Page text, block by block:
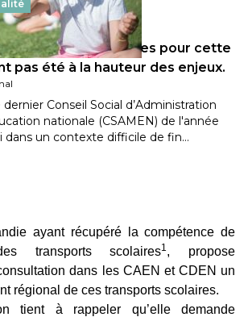
attendues pour cette
pas été à la hauteur des enjeux.
Conseil Social d’Administration
nationale (CSAMEN) de l'année
dans un contexte difficile de fin…
ayant récupéré la compétence de
transports scolaires1, propose
dans les CAEN et CDEN un
régional de ces transports scolaires.
tient à rappeler qu’elle demande